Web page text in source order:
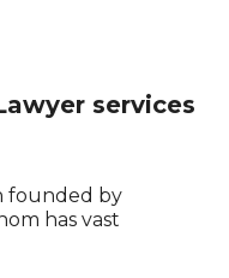
services
founded by
has vast